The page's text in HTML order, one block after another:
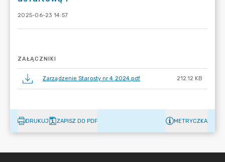
2025-06-23 14:57
ZAŁĄCZNIKI
Zarządzenie Starosty nr 4 2024.pdf 212.12 KB
DRUKUJ ZAPISZ DO PDF METRYCZKA